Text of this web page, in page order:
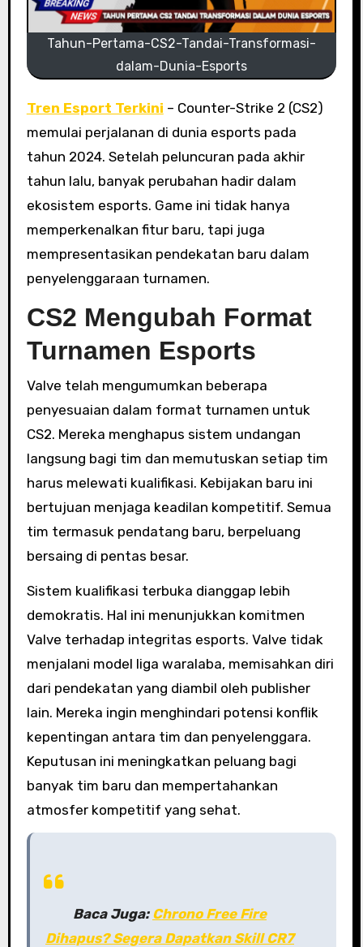
Tahun-Pertama-CS2-Tandai-Transformasi-
dalam-Dunia-Esports
Tren Esport Terkini – Counter-Strike 2 (CS2)
memulai perjalanan di dunia esports pada
tahun 2024. Setelah peluncuran pada akhir
tahun lalu, banyak perubahan hadir dalam
ekosistem esports. Game ini tidak hanya
memperkenalkan fitur baru, tapi juga
mempresentasikan pendekatan baru dalam
penyelenggaraan turnamen.
CS2 Mengubah Format
Turnamen Esports
Valve telah mengumumkan beberapa
penyesuaian dalam format turnamen untuk
CS2. Mereka menghapus sistem undangan
langsung bagi tim dan memutuskan setiap tim
harus melewati kualifikasi. Kebijakan baru ini
bertujuan menjaga keadilan kompetitif. Semua
tim termasuk pendatang baru, berpeluang
bersaing di pentas besar.
Sistem kualifikasi terbuka dianggap lebih
demokratis. Hal ini menunjukkan komitmen
Valve terhadap integritas esports. Valve tidak
menjalani model liga waralaba, memisahkan diri
dari pendekatan yang diambil oleh publisher
lain. Mereka ingin menghindari potensi konflik
kepentingan antara tim dan penyelenggara.
Keputusan ini meningkatkan peluang bagi
banyak tim baru dan mempertahankan
atmosfer kompetitif yang sehat.
Baca Juga: Chrono Free Fire
Dihapus? Segera Dapatkan Skill CR7